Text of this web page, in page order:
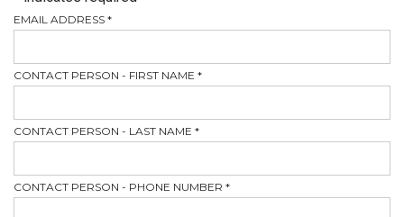
EMAIL ADDRESS *
CONTACT PERSON - FIRST NAME *
CONTACT PERSON - LAST NAME *
CONTACT PERSON - PHONE NUMBER *